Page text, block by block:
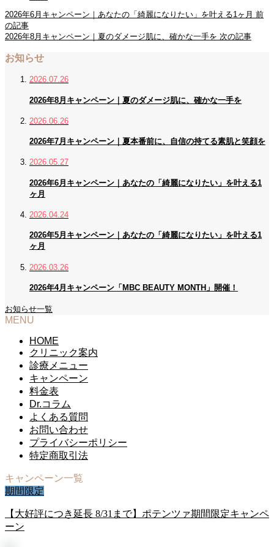
2026年6月キャンペーン｜あなたの「綺麗になりたい」を叶える1ヶ月 前
の記事
2026年8月キャンペーン｜夏のダメージ肌に、確かな一手を 次の記事
お知らせ
2026.07.26
2026年8月キャンペーン｜夏のダメージ肌に、確かな一手を
2026.06.26
2026年7月キャンペーン｜夏本番前に、自信の持てる素肌と笑顔を
2026.05.27
2026年6月キャンペーン｜あなたの「綺麗になりたい」を叶える1
ヶ月
2026.04.24
2026年5月キャンペーン｜あなたの「綺麗になりたい」を叶える1
ヶ月
2026.03.26
2026年4月キャンペーン「MBC BEAUTY MONTH」開催！
お知らせ一覧
MENU
HOME
クリニック案内
診療メニュー
キャンペーン
料金表
Dr.コラム
よくある質問
お問い合わせ
プライバシーポリシー
特定商取引法
キャンペーン一覧
期間限定
【大好評につき延長 8/31まで】ポテンツァ期間限定キャンペ
ーン